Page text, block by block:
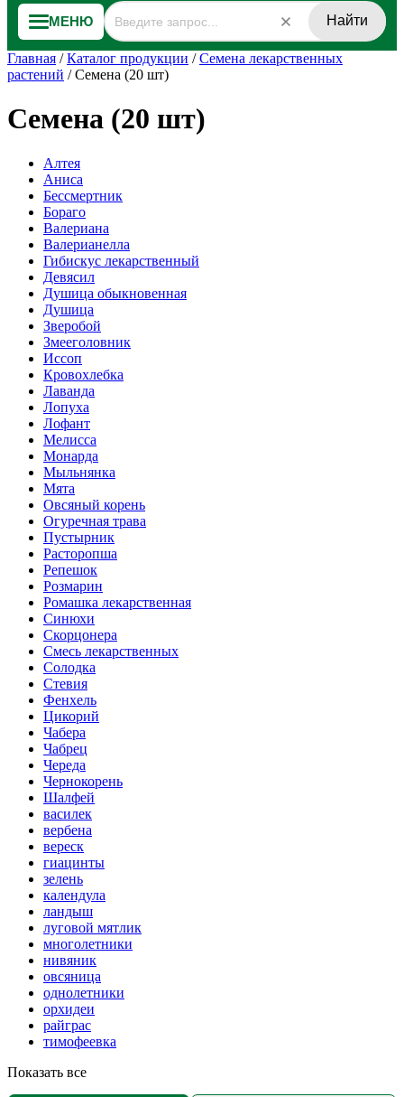
МЕНЮ Найти
Главная /Каталог продукции /Семена лекарственных
растений /Семена (20 шт)
Семена (20 шт)
Алтея
Аниса
Бессмертник
Бораго
Валериана
Валерианелла
Гибискус лекарственный
Девясил
Душица обыкновенная
Душица
Зверобой
Змееголовник
Иссоп
Кровохлебка
Лаванда
Лопуха
Лофант
Мелисса
Монарда
Мыльнянка
Мята
Овсяный корень
Огуречная трава
Пустырник
Расторопша
Репешок
Розмарин
Ромашка лекарственная
Синюхи
Скорцонера
Смесь лекарственных
Солодка
Стевия
Фенхель
Цикорий
Чабера
Чабрец
Череда
Чернокорень
Шалфей
василек
вербена
вереск
гиацинты
зелень
календула
ландыш
луговой мятлик
многолетники
нивяник
овсяница
однолетники
орхидеи
райграс
тимофеевка
Показать все